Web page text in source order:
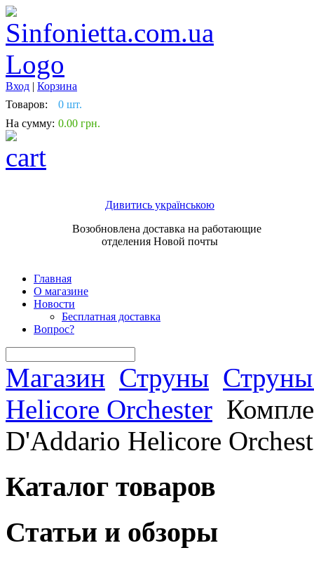
Вход | Корзина
Товаров:
0 шт.
На сумму: 0.00 грн.
Дивитись українською
Возобновлена доставка на работающие
отделения Новой почты
Главная
О магазине
Новости
Бесплатная доставка
Вопрос?
Магазин Струны Струны
Helicore Orchester
D'Addario Helicore
Каталог товаров
Статьи и обзоры